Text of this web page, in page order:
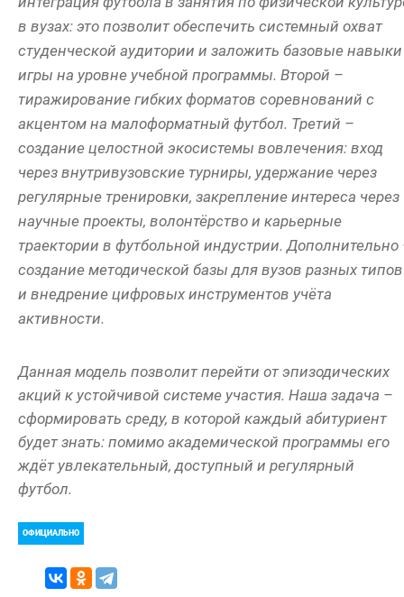
в вузах: это позволит обеспечить системный охват
студенческой аудитории и заложить базовые навыки
игры на уровне учебной программы. Второй –
тиражирование гибких форматов соревнований с
акцентом на малоформатный футбол. Третий –
создание целостной экосистемы вовлечения: вход
через внутривузовские турниры, удержание через
регулярные тренировки, закрепление интереса через
научные проекты, волонтёрство и карьерные
траектории в футбольной индустрии. Дополнительно
создание методической базы для вузов разных типов
и внедрение цифровых инструментов учёта
активности.
Данная модель позволит перейти от эпизодических
акций к устойчивой системе участия. Наша задача –
сформировать среду, в которой каждый абитуриент
будет знать: помимо академической программы его
ждёт увлекательный, доступный и регулярный
футбол.
ОФИЦИАЛЬНО